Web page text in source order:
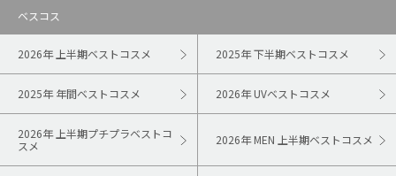
ベスコス
2026年 上半期ベストコスメ 2025年 下半期ベストコスメ
2025年 年間ベストコスメ 2026年 UVベストコスメ
2026年 上半期プチプラベストコ
スメ
2026年 MEN 上半期ベストコスメ